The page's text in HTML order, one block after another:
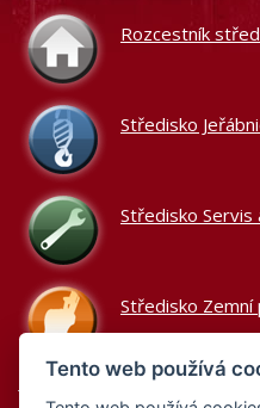
Rozcestník
Středisko
Středisko Servis
Středisko
Tento web používá